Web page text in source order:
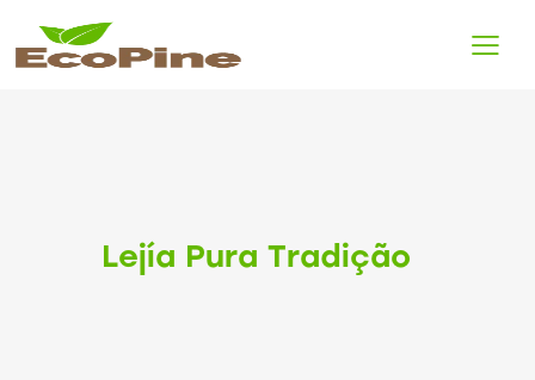
Lejía Pura Tradição